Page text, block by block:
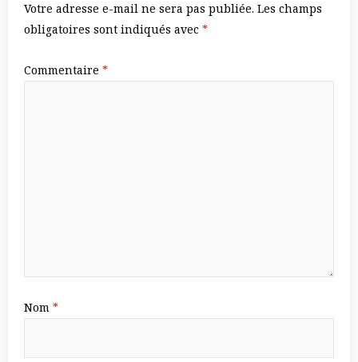
Votre adresse e-mail ne sera pas publiée. Les champs
obligatoires sont indiqués avec *
Commentaire *
Nom *